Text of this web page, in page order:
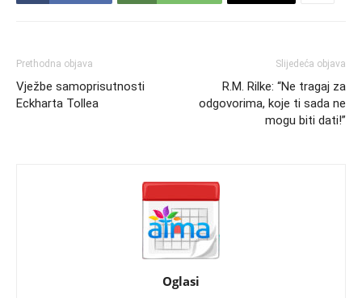
Prethodna objava
Vježbe samoprisutnosti
Eckharta Tollea
Slijedeća objava
R.M. Rilke: “Ne tragaj za
odgovorima, koje ti sada ne
mogu biti dati!”
Oglasi